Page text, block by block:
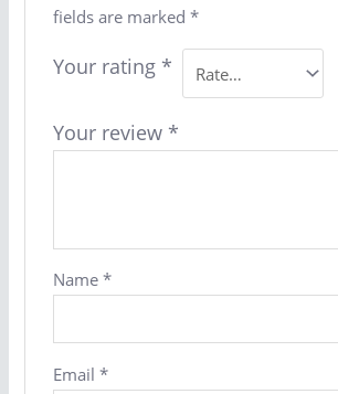
fields are marked *
Your rating *
Your review *
Name *
Email *